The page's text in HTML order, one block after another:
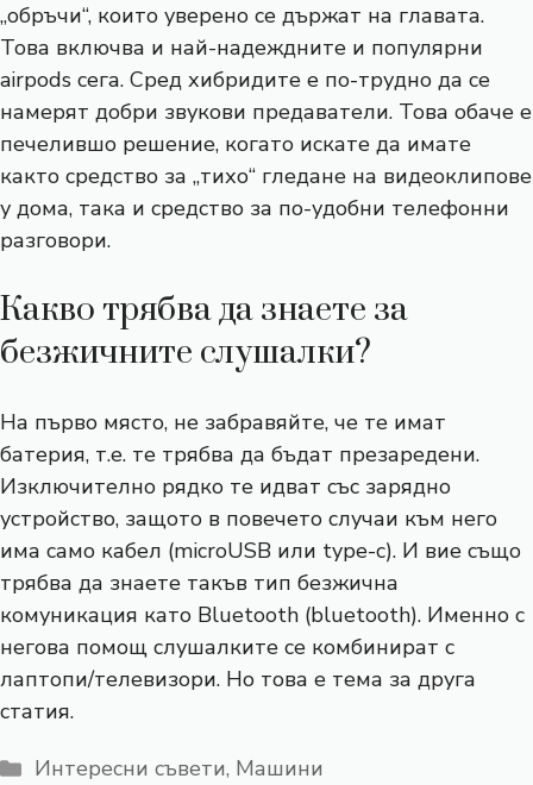
„обръчи“, които уверено се държат на главата.
Това включва и най-надеждните и популярни
airpods сега. Сред хибридите е по-трудно да се
намерят добри звукови предаватели. Това обаче е
печелившо решение, когато искате да имате
както средство за „тихо“ гледане на видеоклипове
у дома, така и средство за по-удобни телефонни
разговори.
Какво трябва да знаете за
безжичните слушалки?
На първо място, не забравяйте, че те имат
батерия, т.е. те трябва да бъдат презаредени.
Изключително рядко те идват със зарядно
устройство, защото в повечето случаи към него
има само кабел (microUSB или type-c). И вие също
трябва да знаете такъв тип безжична
комуникация като Bluetooth (bluetooth). Именно с
негова помощ слушалките се комбинират с
лаптопи/телевизори. Но това е тема за друга
статия.
Категории
Интересни съвети, Машини